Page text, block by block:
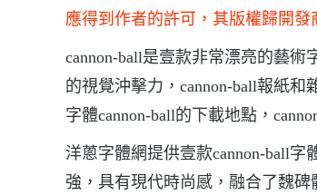
應得到作者的許可，其版權歸開發
cannon-ball是壹款非常漂亮的藝術
的視覺沖擊力，cannon-ball報紙
字體cannon-ball的下載地點，
洋蔥字體網提供壹款cannon-ball
強，具有現代時尚感，融合了魏